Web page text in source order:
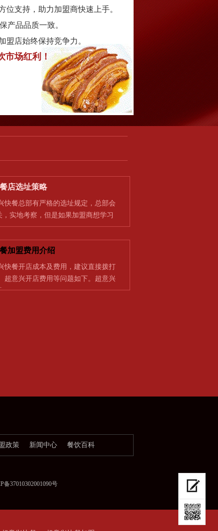
位支持，助力加盟商快速上手。
产品品质一致。
盟店始终保持竞争力。
市场红利！
店选址策略
总部有严格的选址规定，总部会
，实地考察，但是如果加盟商想学习
加盟费用介绍
餐开店成本及费用，建议直接拨打
超意兴开店费用等问题如下。超意兴
…
政策 新闻中心 餐饮百科
37010302001090号